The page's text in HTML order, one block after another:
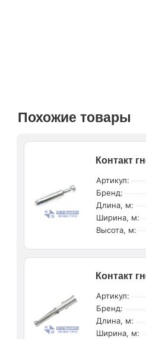
Похожие товары
Контакт
Артикул:
Бренд:
Длина, м:
Ширина, м:
Высота, м:
Контакт
Артикул:
Бренд:
Длина, м:
Ширина, м: